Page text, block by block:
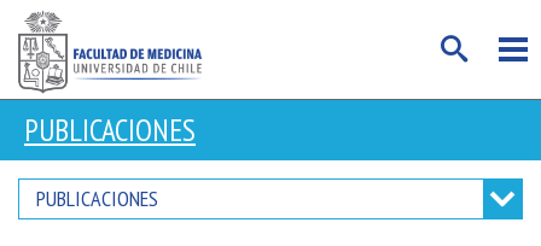
PUBLICACIONES
PUBLICACIONES